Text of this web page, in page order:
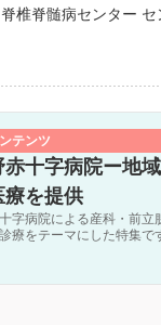
椎脊髄病センター セ
テンツ
赤十字病院ー地
療を提供
字病院による産科・前
療をテーマにした特集で